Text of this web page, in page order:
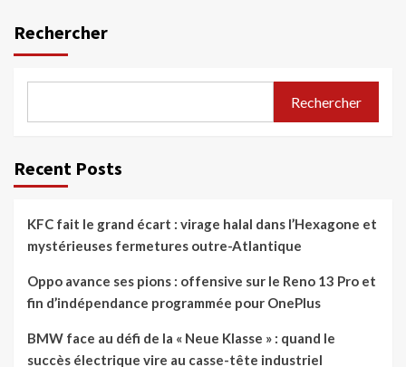
Rechercher
Rechercher
Recent Posts
KFC fait le grand écart : virage halal dans l’Hexagone et
mystérieuses fermetures outre-Atlantique
Oppo avance ses pions : offensive sur le Reno 13 Pro et
fin d’indépendance programmée pour OnePlus
BMW face au défi de la « Neue Klasse » : quand le
succès électrique vire au casse-tête industriel